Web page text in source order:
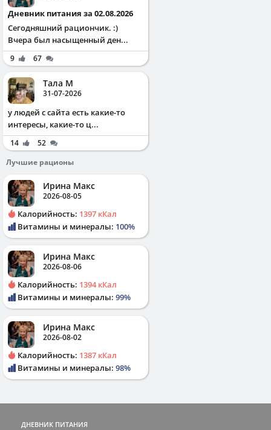
Дневник питания за 02.08.2026
Сегодняшний рациончик. :)
Вчера был насыщенный ден...
9 67
Тала М
31-07-2026
у людей с сайта есть какие-то
интересы, какие-то ц...
14
52
Лучшие рационы
Ирина Макс
2026-08-05
Калорийность: 1397 кКал
Витамины и минералы: 100%
Ирина Макс
2026-08-06
Калорийность: 1394 кКал
Витамины и минералы: 99%
Ирина Макс
2026-08-02
Калорийность: 1387 кКал
Витамины и минералы: 98%
ДНЕВНИК ПИТАНИЯ